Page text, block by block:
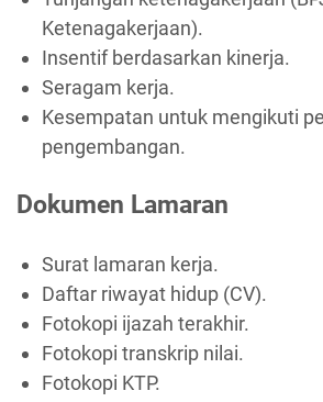
Ketenagakerjaan).
Insentif berdasarkan kinerja.
Seragam kerja.
Kesempatan untuk mengikuti
pengembangan.
Dokumen Lamaran
Surat lamaran kerja.
Daftar riwayat hidup (CV).
Fotokopi ijazah terakhir.
Fotokopi transkrip nilai.
Fotokopi KTP.